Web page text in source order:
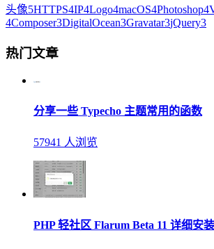
头像5HTTPS4IP4Logo4macOS4Photoshop4
4Composer3DigitalOcean3Gravatar3jQuery3
热门文章
分享一些 Typecho 主题常用的函数
57941 人浏览
PHP 轻社区 Flarum Beta 11 详细安